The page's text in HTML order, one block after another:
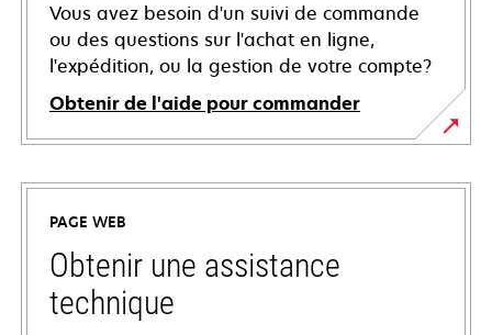
Vous avez besoin d'un suivi de commande
ou des questions sur l'achat en ligne,
l'expédition, ou la gestion de votre compte?
Obtenir de l'aide pour commander
PAGE WEB
Obtenir une assistance
technique